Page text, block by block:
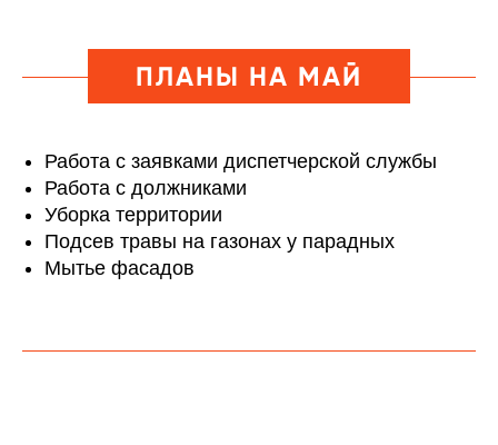
ПЛАНЫ НА МАЙ
Работа с заявками диспетчерской службы
Работа с должниками
Уборка территории
Подсев травы на газонах у парадных
Мытье фасадов